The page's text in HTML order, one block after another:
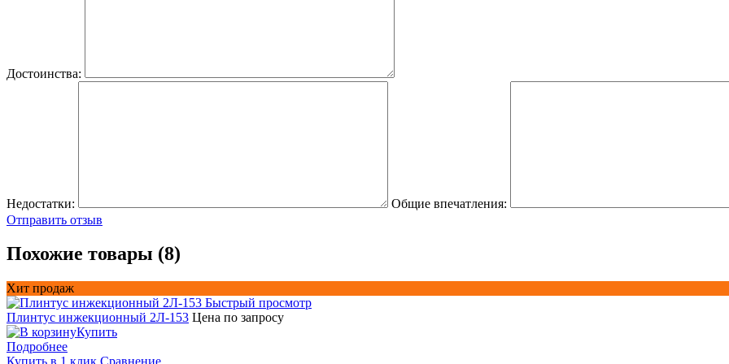
Достоинства:
Недостатки: Общие впечатления:
Отправить отзыв
Похожие товары (8)
Хит продаж
Быстрый просмотр
Плинтус инжекционный 2Л-153 Цена по запросу
Купить
Подробнее